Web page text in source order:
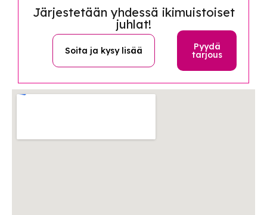
Järjestetään yhdessä ikimuistoiset
juhlat!
Soita ja kysy lisää Pyydä
tarjous